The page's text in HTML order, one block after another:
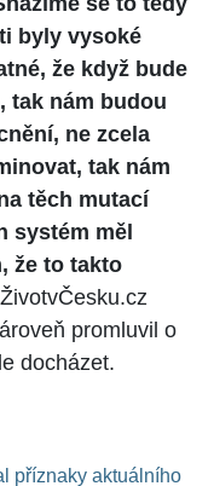
byly vysoké
že když bude
tak nám budou
ne zcela
tak nám
těch mutací
systém měl
že to takto
promluvil o
docházet.
příznaky aktuálního